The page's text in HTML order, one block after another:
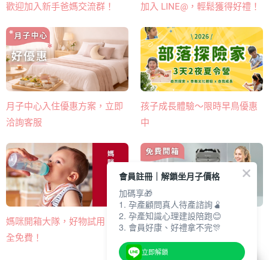
歡迎加入新手爸媽交流群！ 加入 LINE@，輕鬆獲得好禮！
月子中心入住優惠方案，立即
洽詢客服
孩子成長體驗～限時早鳥優惠
中
媽咪開箱大隊，好物試用，完
全免費！
熱門多功能嬰兒背巾​，免費開
會員註冊｜解鎖坐月子價格
加碼享🎁
1. 孕產顧問真人待產諮詢🫄
2. 孕產知識心理建設陪跑😊
3. 會員好康、好禮拿不完🎊
立即解鎖